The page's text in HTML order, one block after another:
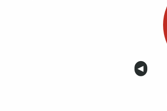
Anterior
◀︎